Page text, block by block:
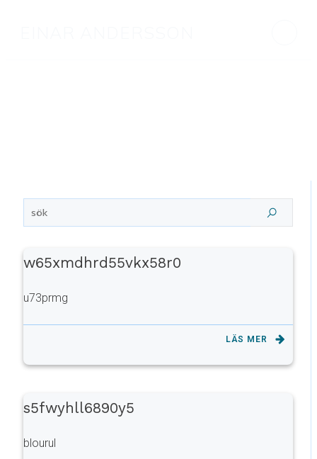
w65xmdhrd55vkx58r0
u73prmg
LÄS MER
s5fwyhll6890y5
blourul